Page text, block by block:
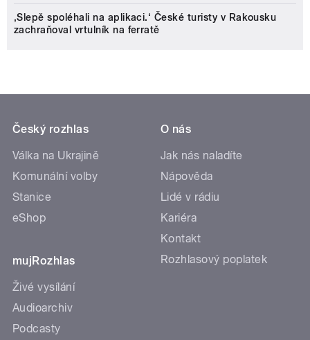
‚Slepě spoléhali na aplikaci.‘ České turisty v Rakousku
zachraňoval vrtulník na ferratě
Český rozhlas
Válka na Ukrajině
Komunální volby
Stanice
eShop
mujRozhlas
Živé vysílání
Audioarchiv
Podcasty
O nás
Jak nás naladíte
Nápověda
Lidé v rádiu
Kariéra
Kontakt
Rozhlasový poplatek